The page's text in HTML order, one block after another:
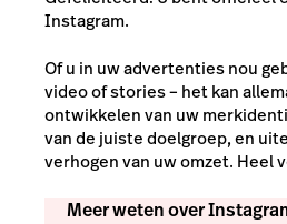
Instagram.
Of u in uw advertenties nou
video of stories – het kan
ontwikkelen van uw
van de juiste doelgroep, en
verhogen van uw omzet. Heel
Meer weten over